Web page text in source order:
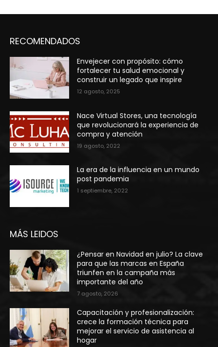
RECOMENDADOS
Envejecer con propósito: cómo
fortalecer tu salud emocional y
construir un legado que inspire
12 agosto, 2025
Nace Virtual Stores, una tecnología
que revolucionará la experiencia de
compra y atención
19 agosto, 2022
La era de la influencia en un mundo
post pandemia
1 septiembre, 2022
MÁS LEIDOS
¿Pensar en Navidad en julio? La clave
para que las marcas en España
triunfen en la campaña más
importante del año
7 agosto, 2026
Capacitación y profesionalización:
crece la formación técnica para
mejorar el servicio de asistencia al
hogar